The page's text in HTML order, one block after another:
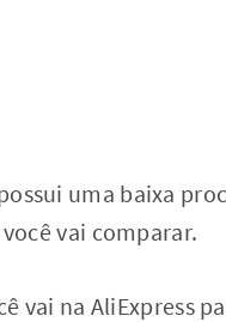
uma baixa
vai comparar.
vai na AliExpress